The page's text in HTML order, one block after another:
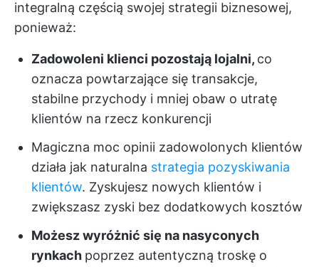
integralną częścią swojej strategii biznesowej,
ponieważ:
Zadowoleni klienci pozostają lojalni, co
oznacza powtarzające się transakcje,
stabilne przychody i mniej obaw o utratę
klientów na rzecz konkurencji
Magiczna moc opinii zadowolonych klientów
działa jak naturalna strategia pozyskiwania
klientów. Zyskujesz nowych klientów i
zwiększasz zyski bez dodatkowych kosztów
Możesz wyróżnić się na nasyconych
rynkach poprzez autentyczną troskę o